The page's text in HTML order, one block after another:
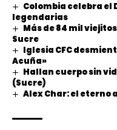
Colombia celebra el
legendarias
Más de 84 mil
Sucre
Iglesia CFC
Acuña»
Hallan cuerpo sin
(Sucre)
Alex Char: el eterno